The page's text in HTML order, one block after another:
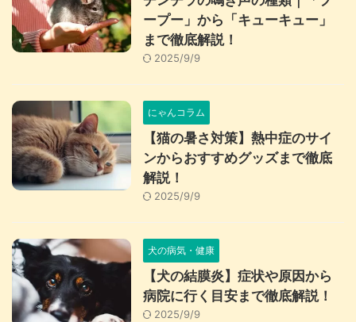
ープー」から「キューキュー」
まで徹底解説！
2025/9/9
にゃんコラム
【猫の暑さ対策】熱中症のサイ
ンからおすすめグッズまで徹底
解説！
2025/9/9
犬の病気・健康
【犬の結膜炎】症状や原因から
病院に行く目安まで徹底解説！
2025/9/9